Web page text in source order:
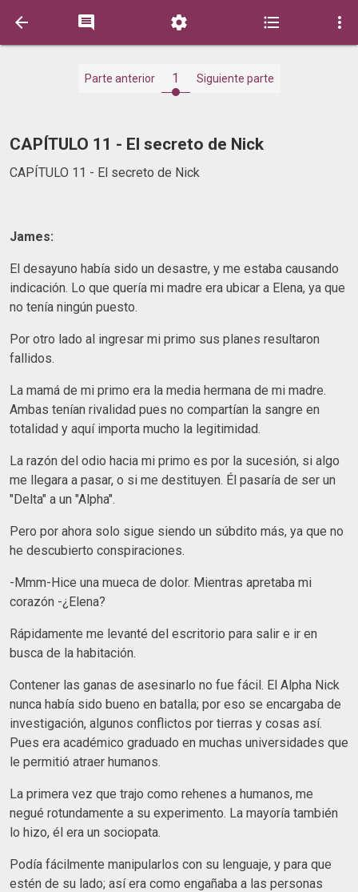
    
Parte anterior 1 Siguiente parte
CAPÍTULO 11 - El secreto de Nick
CAPÍTULO 11 - El secreto de Nick
James:
El desayuno había sido un desastre, y me estaba causando
indicación. Lo que quería mi madre era ubicar a Elena, ya que
no tenía ningún puesto.
Por otro lado al ingresar mi primo sus planes resultaron
fallidos.
La mamá de mi primo era la media hermana de mi madre.
Ambas tenían rivalidad pues no compartían la sangre en
totalidad y aquí importa mucho la legitimidad.
La razón del odio hacia mi primo es por la sucesión, si algo
me llegara a pasar, o si me destituyen. Él pasaría de ser un
"Delta" a un "Alpha".
Pero por ahora solo sigue siendo un súbdito más, ya que no
he descubierto conspiraciones.
-Mmm-Hice una mueca de dolor. Mientras apretaba mi
corazón -¿Elena?
Rápidamente me levanté del escritorio para salir e ir en
busca de la habitación.
Contener las ganas de asesinarlo no fue fácil. El Alpha Nick
nunca había sido bueno en batalla; por eso se encargaba de
investigación, algunos conflictos por tierras y cosas así.
Pues era académico graduado en muchas universidades que
le permitió atraer humanos.
La primera vez que trajo como rehenes a humanos, me
negué rotundamente a su experimento. La mayoría también
lo hizo, él era un sociopata.
Podía fácilmente manipularlos con su lenguaje, y para que
estén de su lado; así era como engañaba a las personas